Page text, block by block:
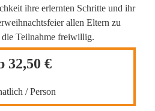
ihre erlernten Schritte und ihr
allen Eltern zu
Teilnahme freiwillig.
32,50 €
/ Person